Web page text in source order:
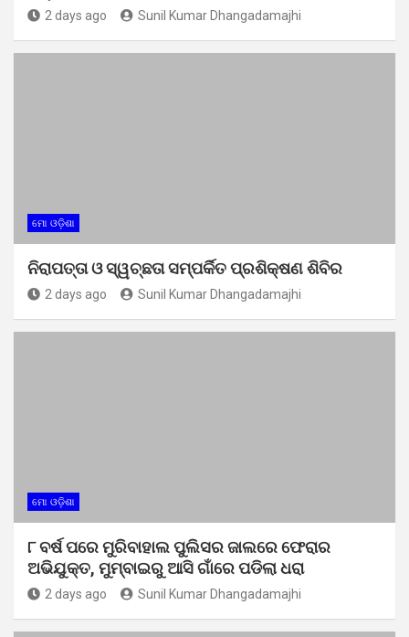
2 days ago Sunil Kumar Dhangadamajhi
ମୋ ଓଡ଼ିଶା
ନିରାପତ୍ତା ଓ ସ୍ୱଚ୍ଛତା ସମ୍ପର୍କିତ ପ୍ରଶିକ୍ଷଣ ଶିବିର
2 days ago Sunil Kumar Dhangadamajhi
ମୋ ଓଡ଼ିଶା
୮ ବର୍ଷ ପରେ ମୁରିବାହାଲ ପୁଲିସର ଜାଲରେ ଫେରାର
ଅଭିଯୁକ୍ତ, ମୁମ୍ବାଇରୁ ଆସି ଗାଁରେ ପଡିଲା ଧରା
2 days ago Sunil Kumar Dhangadamajhi